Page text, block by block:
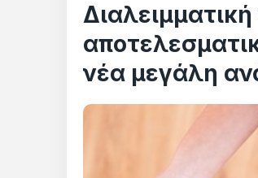
Διαλειμματική
νέα μεγάλη